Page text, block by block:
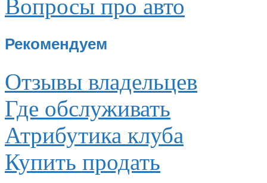
Вопросы про авто
Рекомендуем
Отзывы владельцев
Где обслуживать
Атрибутика клуба
Купить продать